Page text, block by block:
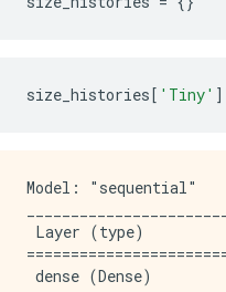
size_histories [ 'Tiny' ]
Model: "sequential"
Layer (type)
dense (Dense)